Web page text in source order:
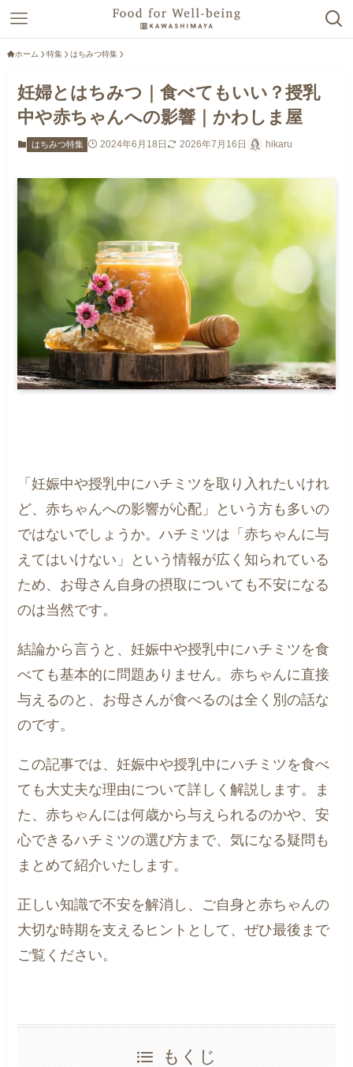
ホーム 特集 はちみつ特集
妊婦とはちみつ｜食べてもいい？授乳
中や赤ちゃんへの影響｜かわしま屋
はちみつ特集 2024年6月18日 2026年7月16日 hikaru
「妊娠中や授乳中にハチミツを取り入れたいけれ
ど、赤ちゃんへの影響が心配」という方も多いの
ではないでしょうか。ハチミツは「赤ちゃんに与
えてはいけない」という情報が広く知られている
ため、お母さん自身の摂取についても不安になる
のは当然です。
結論から言うと、妊娠中や授乳中にハチミツを食
べても基本的に問題ありません。赤ちゃんに直接
与えるのと、お母さんが食べるのは全く別の話な
のです。
この記事では、妊娠中や授乳中にハチミツを食べ
ても大丈夫な理由について詳しく解説します。ま
た、赤ちゃんには何歳から与えられるのかや、安
心できるハチミツの選び方まで、気になる疑問も
まとめて紹介いたします。
正しい知識で不安を解消し、ご自身と赤ちゃんの
大切な時期を支えるヒントとして、ぜひ最後まで
ご覧ください。
もくじ